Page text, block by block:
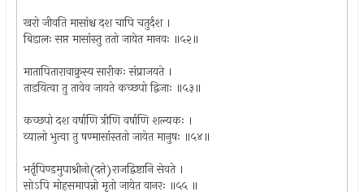
खरो जीवति मासांश्च दश चापि चतुर्दश ।
बिडालः सप्त मासांस्तु ततो जायेत मानवः ॥५२॥
मातापितारावाक्रुस्य सारीकः संप्राजयते ।
ताडयित्वा तु तावेव जायते कच्छपो द्विजाः ॥५३॥
कच्छपो दश वर्षाणि त्रीणि वर्षाणि शल्यकः ।
व्यालो भुत्वा तु षण्मासांस्ततो जायेत मानुषः ॥५४॥
भर्तृपिण्डमुपाश्नीनो(दत्ते)राजद्विष्टानि सेवते ।
सोऽपि मोहसमापन्नो मृतो जायेत वानरः ॥५५ ॥